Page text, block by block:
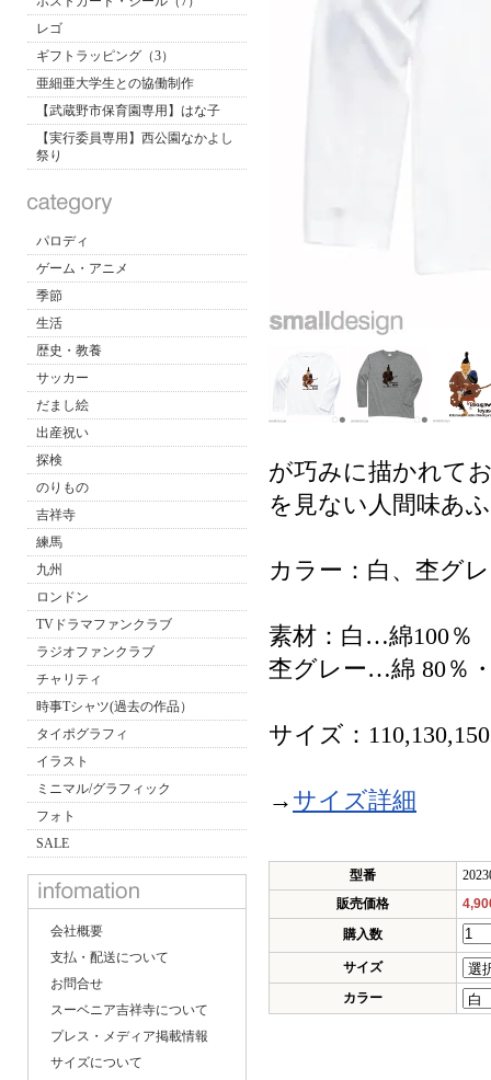
レゴ
ギフトラッピング（3）
亜細亜大学生との協働制作
【武蔵野市保育園専用】はな子
【実行委員専用】西公園なかよし
祭り
パロディ
ゲーム・アニメ
季節
生活
歴史・教養
サッカー
だまし絵
出産祝い
探検
のりもの
吉祥寺
練馬
九州
ロンドン
TVドラマファンクラブ
ラジオファンクラブ
チャリティ
時事Tシャツ(過去の作品）
タイポグラフィ
イラスト
ミニマル/グラフィック
フォト
SALE
会社概要
支払・配送について
お問合せ
スーベニア吉祥寺について
プレス・メディア掲載情報
サイズについて
が巧みに描かれて
を見ない人間味あ
カラー：白、杢グ
素材：白…綿100％
杢グレー…綿 80
サイズ：
→ サイズ詳細
型番
販売価格
購入数
サイズ
カラー